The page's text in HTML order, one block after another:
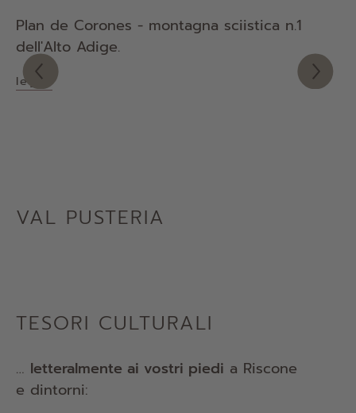
Plan de Corones - montagna sciistica n.1
dell'Alto Adige.
leggi
VAL PUSTERIA
TESORI CULTURALI
… letteralmente ai vostri piedi a Riscone
e dintorni: